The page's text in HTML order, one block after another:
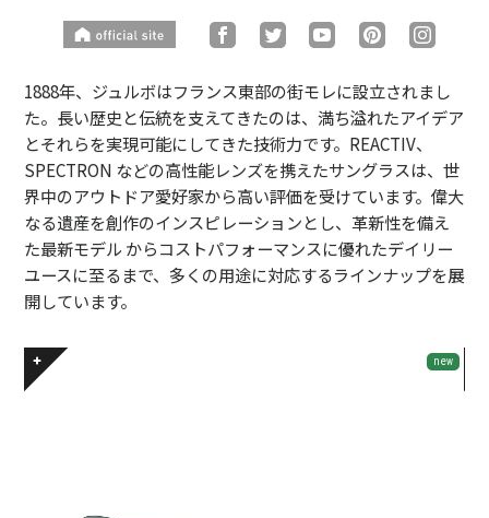
1888年、ジュルボはフランス東部の街モレに設立されまし
た。長い歴史と伝統を支えてきたのは、満ち溢れたアイデア
とそれらを実現可能にしてきた技術力です。REACTIV、
SPECTRON などの高性能レンズを携えたサングラスは、世
界中のアウトドア愛好家から高い評価を受けています。偉大
なる遺産を創作のインスピレーションとし、革新性を備え
た最新モデル からコストパフォーマンスに優れたデイリー
ユースに至るまで、多くの用途に対応するラインナップを展
開しています。
new